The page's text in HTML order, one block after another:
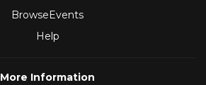
BrowseEvents
Help
More Information